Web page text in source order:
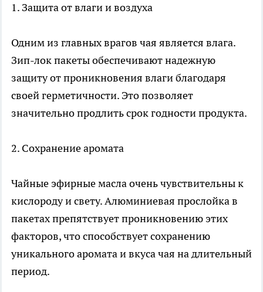
1. Защита от влаги и воздуха
Одним из главных врагов чая является влага.
Зип-лок пакеты обеспечивают надежную
защиту от проникновения влаги благодаря
своей герметичности. Это позволяет
значительно продлить срок годности продукта.
2. Сохранение аромата
Чайные эфирные масла очень чувствительны к
кислороду и свету. Алюминиевая прослойка в
пакетах препятствует проникновению этих
факторов, что способствует сохранению
уникального аромата и вкуса чая на длительный
период.